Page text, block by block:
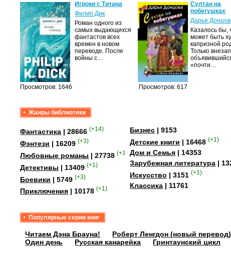
Просмотров: 1646
Игроки с Титана
Филип Дик
Роман одного из
самых выдающихся
фантастов всех
времен в новом
переводе. После
войны с…
Просмотров: 617
Султан на
побегушках
Дарья
Казалось бы,
может быть
капризной
Только
«почти…
Жанры библиотеки
Фантастика | 28666 (+14)
Фэнтези | 16209 (+3)
Любовные романы | 27738 (+15)
Детективы | 13409 (+1)
Боевики | 5749 (+3)
Приключения | 10178 (+1)
Бизнес | 9153
Детские книги | 16468 (+1)
Дом и Семья | 14353
Зарубежная литература |
Искусство | 3151 (+1)
Классика | 11761
Популярные серии книг
Читаем Дэна Брауна! Роберт Ленгдон (новый перевод)
Один день
Русская канарейка Гринтаунский цикл